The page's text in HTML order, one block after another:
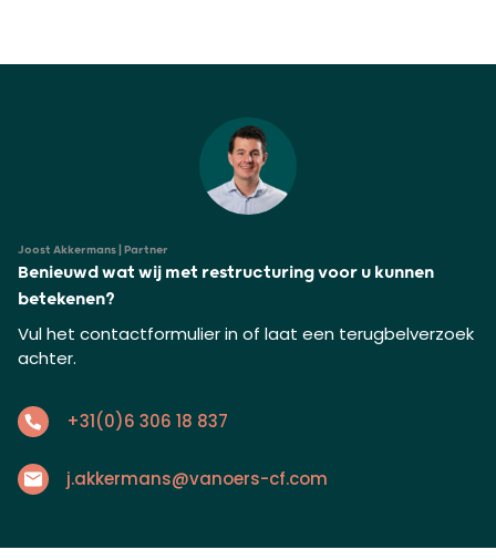
Joost Akkermans | Partner
Benieuwd wat wij met restructuring voor u kunnen
betekenen?
Vul het contactformulier in of laat een terugbelverzoek
achter.
+31(0)6 306 18 837
j.akkermans@vanoers-cf.com